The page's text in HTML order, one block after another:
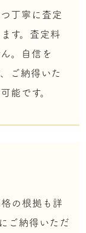
丁寧に査定
す。査定料
。自信を
ご納得いた
能です。
の根拠も詳
ご納得いただ